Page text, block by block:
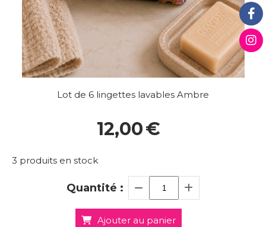
Lot de 6 lingettes lavables Ambre
12,00€
3 produits en stock
Quantité :
Ajouter au panier